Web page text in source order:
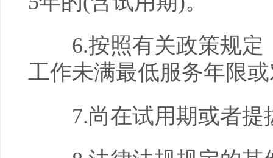
6.按照有关政策规定
工作未满最低服务年限
7.尚在试用期或者提